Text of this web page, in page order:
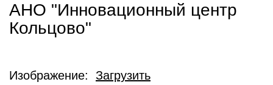
АНО "Инновационный центр
Кольцово"
Изображение: Загрузить